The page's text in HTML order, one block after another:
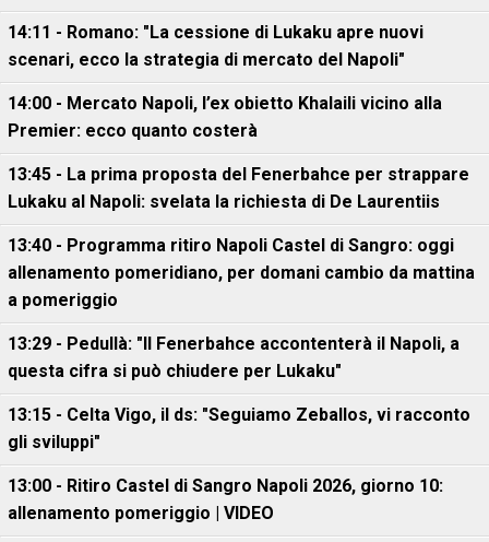
14:11 - Romano: "La cessione di Lukaku apre nuovi
scenari, ecco la strategia di mercato del Napoli"
14:00 - Mercato Napoli, l’ex obietto Khalaili vicino alla
Premier: ecco quanto costerà
13:45 - La prima proposta del Fenerbahce per strappare
Lukaku al Napoli: svelata la richiesta di De Laurentiis
13:40 - Programma ritiro Napoli Castel di Sangro: oggi
allenamento pomeridiano, per domani cambio da mattina
a pomeriggio
13:29 - Pedullà: "Il Fenerbahce accontenterà il Napoli, a
questa cifra si può chiudere per Lukaku"
13:15 - Celta Vigo, il ds: "Seguiamo Zeballos, vi racconto
gli sviluppi"
13:00 - Ritiro Castel di Sangro Napoli 2026, giorno 10:
allenamento pomeriggio | VIDEO